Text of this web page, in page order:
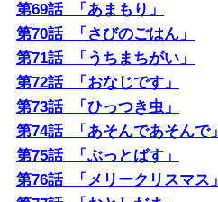
第69話 「あまもり」
第70話 「さびのごはん」
第71話 「うちまちがい」
第72話 「おなじです」
第73話 「ひっつき虫」
第74話 「あそんであそんで」
第75話 「ぶっとばす」
第76話 「メリークリスマス」